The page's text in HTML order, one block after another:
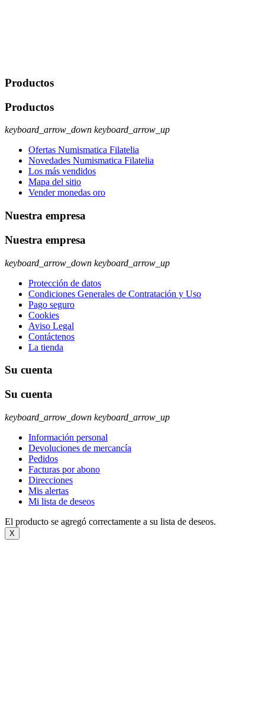
Productos
Productos
keyboard_arrow_down keyboard_arrow_up
Ofertas Numismatica Filatelia
Novedades Numismatica Filatelia
Los más vendidos
Mapa del sitio
Vender monedas oro
Nuestra empresa
Nuestra empresa
keyboard_arrow_down keyboard_arrow_up
Protección de datos
Condiciones Generales de Contratación y Uso
Pago seguro
Cookies
Aviso Legal
Contáctenos
La tienda
Su cuenta
Su cuenta
keyboard_arrow_down keyboard_arrow_up
Información personal
Devoluciones de mercancía
Pedidos
Facturas por abono
Direcciones
Mis alertas
Mi lista de deseos
El producto se agregó correctamente a su lista de deseos.
X